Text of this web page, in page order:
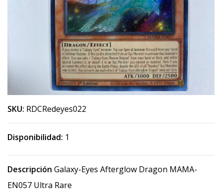
SKU: RDCRedeyes022
Disponibilidad: 1
Descripción Galaxy-Eyes Afterglow Dragon MAMA-
EN057 Ultra Rare